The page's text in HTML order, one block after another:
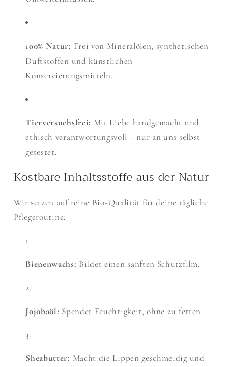
100% Natur: Frei von Mineralölen, synthetischen
Duftstoffen und künstlichen
Konservierungsmitteln.
Tierversuchsfrei: Mit Liebe handgemacht und
ethisch verantwortungsvoll – nur an uns selbst
getestet.
Kostbare Inhaltsstoffe aus der Natur
Wir setzen auf reine Bio-Qualität für deine tägliche
Pflegeroutine:
Bienenwachs: Bildet einen sanften Schutzfilm.
Jojobaöl: Spendet Feuchtigkeit, ohne zu fetten.
Sheabutter: Macht die Lippen geschmeidig und